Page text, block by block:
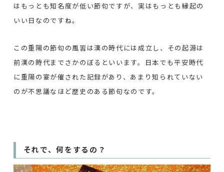
はもっとも知名度が低い節句ですが、実はもっとも縁起の
いい日なのですね。
この重陽の節句の風習は漢の時代には成立し、その起源は
前漢の時代までさかのぼるといいます。日本でも平安時代
に重陽の宴が催された記録があり、あまり知られていない
のが不思議なほど歴史のある節句なのです。
それで、何をするの？